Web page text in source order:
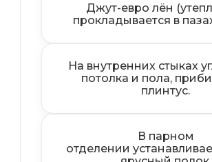
Джут-евро лён
прокладывается в
На внутренних стыках
потолка и пола,
плинтус.
В парном
отделении